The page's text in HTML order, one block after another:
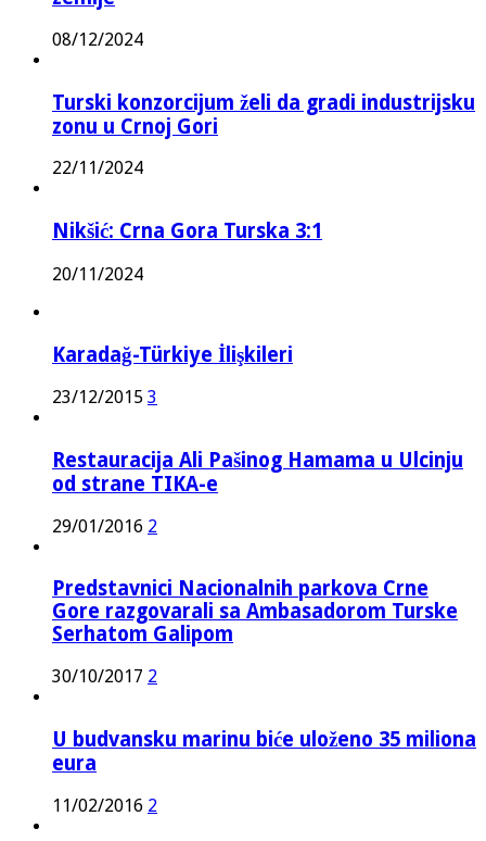
08/12/2024
Turski konzorcijum želi da gradi industrijsku
zonu u Crnoj Gori
22/11/2024
Nikšić: Crna Gora Turska 3:1
20/11/2024
Karadağ-Türkiye İlişkileri
23/12/2015 3
Restauracija Ali Pašinog Hamama u Ulcinju
od strane TIKA-e
29/01/2016 2
Predstavnici Nacionalnih parkova Crne
Gore razgovarali sa Ambasadorom Turske
Serhatom Galipom
30/10/2017 2
U budvansku marinu biće uloženo 35 miliona
eura
11/02/2016 2